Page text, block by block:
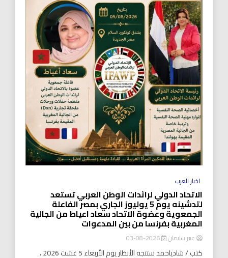
اخبار العرب
الاتحاد الدولي لرائدات الوطن العربي تستعد
لتدشينه يوم 5 يوليوز الجاري بمصر الفاعلة
الجمعوية وعضوة الاتحاد سعاد اعياط من الجالية
المغربية بفرنسا من بين المدعوات
عبير سليمان 2026-08-03
كتب / شادياحمد ستتجه الأنظار يوم الأربعاء 5 غشت 2026 ،